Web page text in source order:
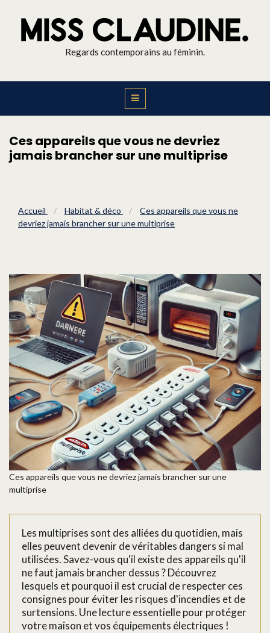
Regards contemporains au féminin.
Ces appareils que vous ne devriez
jamais brancher sur une multiprise
Accueil / Habitat & déco /
Ces appareils que vous ne
devriez jamais brancher sur une multiprise
Ces appareils que vous ne devriez jamais brancher sur une
multiprise
Les multiprises sont des alliées du quotidien, mais
elles peuvent devenir de véritables dangers si mal
utilisées. Savez-vous qu'il existe des appareils qu'il
ne faut jamais brancher dessus ? Découvrez
lesquels et pourquoi il est crucial de respecter ces
consignes pour éviter les risques d'incendies et de
surtensions. Une lecture essentielle pour protéger
votre maison et vos équipements électriques !